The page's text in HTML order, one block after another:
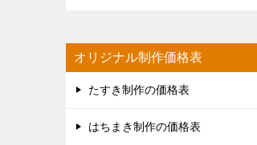
オリジナル制作価格表
たすき制作の価格表
はちまき制作の価格表